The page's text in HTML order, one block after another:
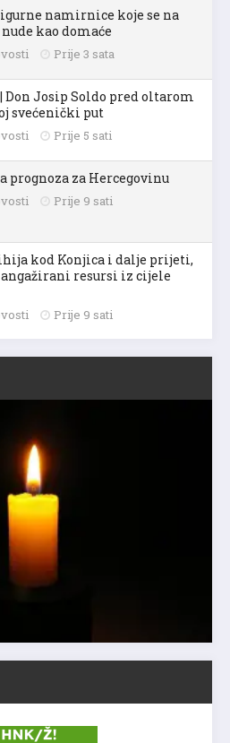
namirnice koje se na
kao domaće
Prije 3 sata
Don Josip Soldo pred oltarom
svećenički put
Prije 5 sati
prognoza za Hercegovinu
Prije 9 sati
kod Konjica i dalje prijeti,
angažirani resursi iz cijele
Prije 9 sati